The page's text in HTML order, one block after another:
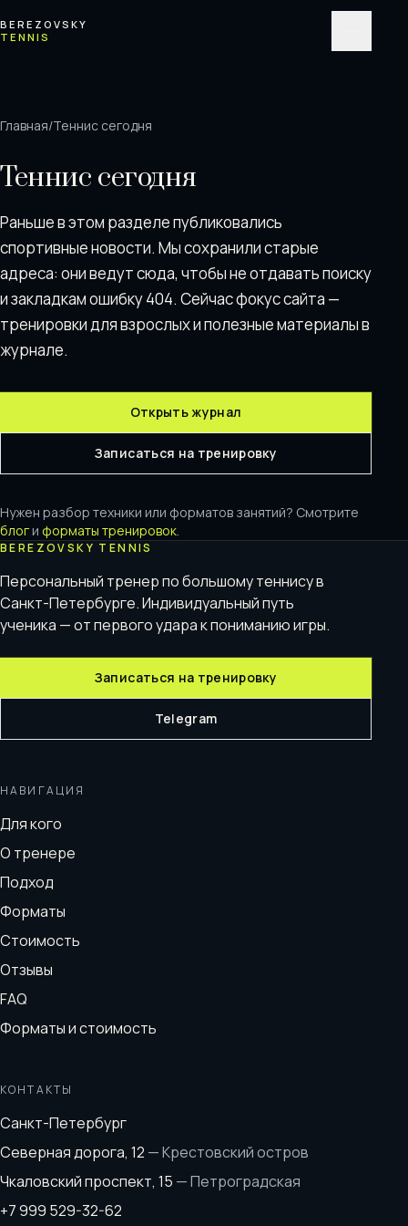
BEREZOVSKY
TENNIS
Главная/Теннис сегодня
Теннис сегодня
Раньше в этом разделе публиковались
спортивные новости. Мы сохранили старые
адреса: они ведут сюда, чтобы не отдавать поискy
и закладкам ошибку 404. Сейчас фокус сайта —
тренировки для взрослых и полезные материалы в
журнале.
Открыть журнал
Записаться на тренировку
Нужен разбор техники или форматов занятий? Смотрите
блог и форматы тренировок.
BEREZOVSKY TENNIS
Персональный тренер по большому теннису в
Санкт-Петербурге. Индивидуальный путь
ученика — от первого удара к пониманию игры.
Записаться на тренировку
Telegram
НАВИГАЦИЯ
Для кого
О тренере
Подход
Форматы
Стоимость
Отзывы
FAQ
Форматы и стоимость
КОНТАКТЫ
Санкт-Петербург
Северная дорога, 12 —Крестовский остров
Чкаловский проспект, 15 —Петроградская
+7 999 529-32-62